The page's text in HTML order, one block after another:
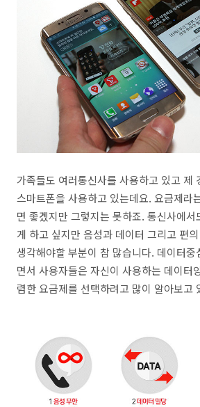
가족들도 여러통신사를 사용하고 있고 제
스마트폰을 사용하고 있는데요. 요금제라
면 좋겠지만 그렇지는 못하죠. 통신사에
게 하고 싶지만 음성과 데이터 그리고 편
생각해야할 부분이 참 많습니다. 데이터중
면서 사용자들은 자신이 사용하는 데이터
렴한 요금제를 선택하려고 많이 알아보고